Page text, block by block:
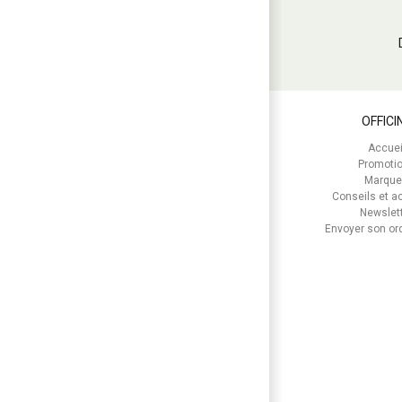
Accueil
Conseils et
Envoyer son